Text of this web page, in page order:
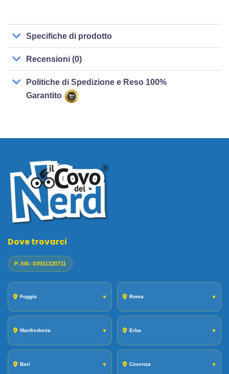
Specifiche di prodotto
Recensioni (0)
Politiche di Spedizione e Reso 100%
Garantito
Dove trovarci
P. IVA: 03931320711
Foggia ▼ Roma ▼
Manfredonia ▼ Erba ▼
Bari ▼ Cosenza ▼